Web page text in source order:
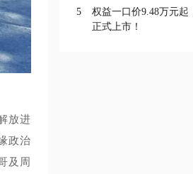
放进
政治
及周
5
权益一口价9.48万元起
正式上市！